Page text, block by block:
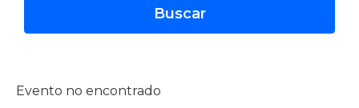
Evento no encontrado